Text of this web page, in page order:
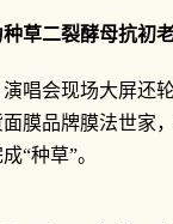
草二裂酵母抗初
唱会现场大屏还
膜品牌膜法世家
“种草”。